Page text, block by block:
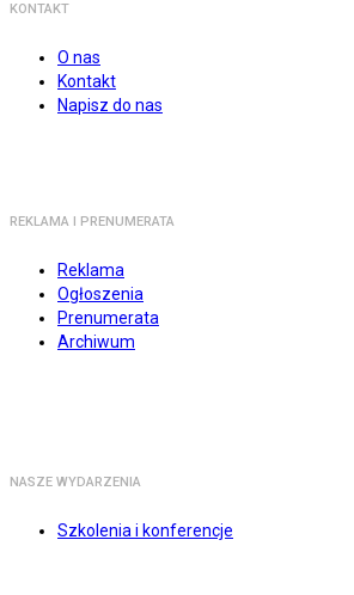
KONTAKT
O nas
Kontakt
Napisz do nas
REKLAMA I PRENUMERATA
Reklama
Ogłoszenia
Prenumerata
Archiwum
NASZE WYDARZENIA
Szkolenia i konferencje